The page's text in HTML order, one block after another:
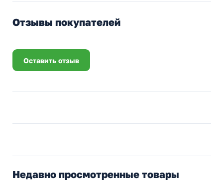
Отзывы покупателей
Оставить отзыв
Недавно просмотренные товары